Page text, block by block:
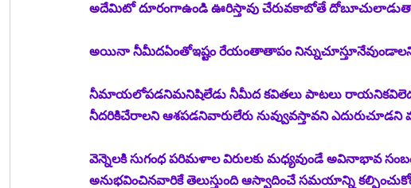
అదేమిటో దూరంగాఉండి ఊరిస్తావు చేరువకాబోతే
అయినా నీమీదఏంతోఇష్టం రేయంతాతాపం
నీమాయలోపడనిమనిషిలేడు నీమీద కవితలు పాటలు
నీదరికిచేరాలని ఆశపడనివారులేరు నువ్వువస్తావని ఎదురుచూడని
వెన్నెలకి సుగంధ పరిమళాల విరులకు మధ్యవుండే అవినాభావ
అనుభవించినవారికే తెలుస్తుంది ఆస్వాదించే సమయాన్ని